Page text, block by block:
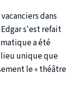
dans
s'est refait
a été
unique que
le « théâtre